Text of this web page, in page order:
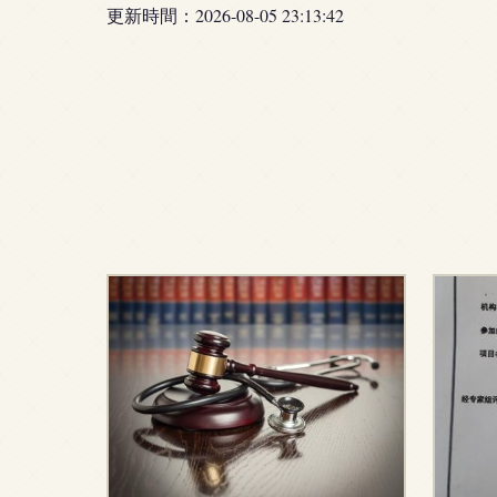
更新時間：2026-08-05 23:13:42